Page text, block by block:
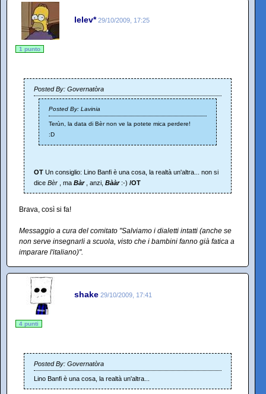
lelev* 29/10/2009, 17:25
1 punto
Posted By: Governatòra
Posted By: Lavinia
Terùn, la data di Bèr non ve la potete mica perdere!
:D
OT Un consiglio: Lino Banfi è una cosa, la realtà un'altra... non si
dice Bèr , ma Bàr , anzi, Bààr :-) /OT
Brava, così si fa!
Messaggio a cura del comitato "Salviamo i dialetti intatti (anche se
non serve insegnarli a scuola, visto che i bambini fanno già fatica a
imparare l'italiano)".
shake 29/10/2009, 17:41
4 punti
Posted By: Governatòra
Lino Banfi è una cosa, la realtà un'altra...